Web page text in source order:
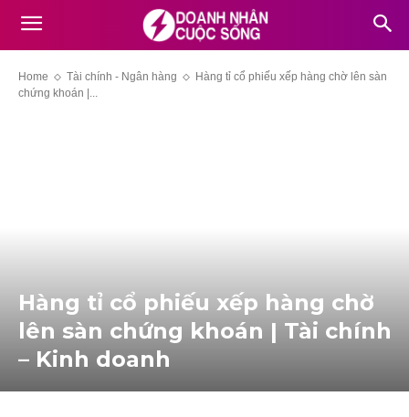
Home Tài chính - Ngân hàng
Hàng tỉ cổ phiếu xếp hàng chờ lên sàn
chứng khoán |...
Hàng tỉ cổ phiếu xếp hàng chờ
lên sàn chứng khoán | Tài chính
– Kinh doanh